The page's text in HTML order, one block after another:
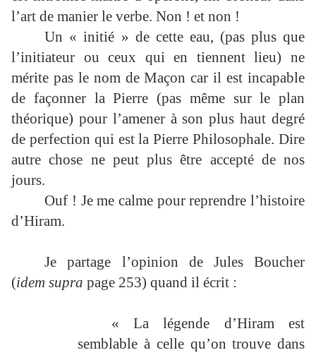
l’art de manier le verbe. Non ! et non !
Un « initié » de cette eau, (pas plus que
l’initiateur ou ceux qui en tiennent lieu) ne
mérite pas le nom de Maçon car il est incapable
de façonner la Pierre (pas même sur le plan
théorique) pour l’amener à son plus haut degré
de perfection qui est la Pierre Philosophale. Dire
autre chose ne peut plus être accepté de nos
jours.
Ouf ! Je me calme pour reprendre l’histoire
d’Hiram.
Je partage l’opinion de Jules Boucher
(idem supra page 253) quand il écrit :
« La légende d’Hiram est
semblable à celle qu’on trouve dans